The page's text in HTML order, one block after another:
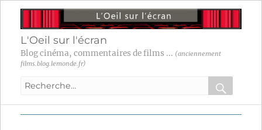
L'Oeil sur l'écran
Blog cinéma, commentaires de films ... (anciennement
films.blog.lemonde.fr)
Recherche
:
OK